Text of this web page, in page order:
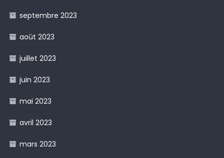
septembre 2023
août 2023
juillet 2023
juin 2023
mai 2023
avril 2023
mars 2023